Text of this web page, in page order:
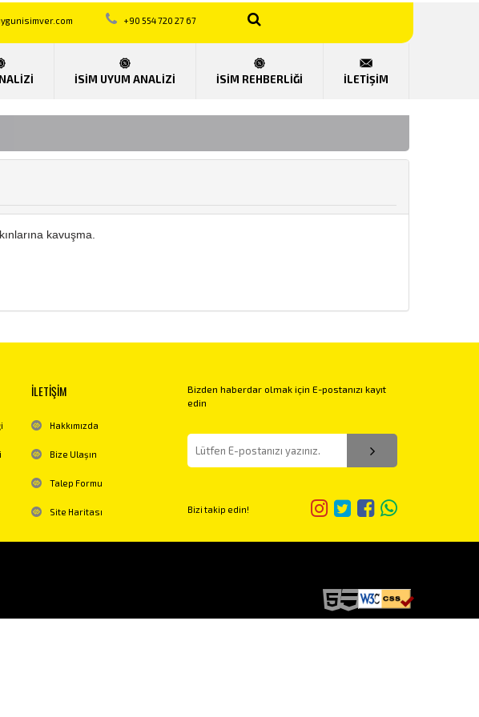
+90 554 720 27 67
İSİM UYUM ANALİZİ İSİM REHBERLİĞİ İLETİŞİM
kavuşma.
İLETİŞİM
Hakkımızda
Bize Ulaşın
Talep Formu
Site Haritası
Bizden haberdar olmak için E-postanızı kayıt
edin
Bizi takip edin!